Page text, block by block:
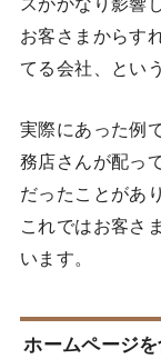
お客さまからす
てる会社、とい
実際にあった例
務店さんが配っ
だったことがあ
これではお客さ
います。
ホームページ